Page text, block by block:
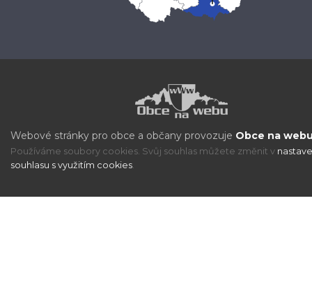
Webové stránky pro obce a občany provozuje Obce na
Používáme soubory cookies. Svůj souhlas můžete změnit v
souhlasu s využitím cookies